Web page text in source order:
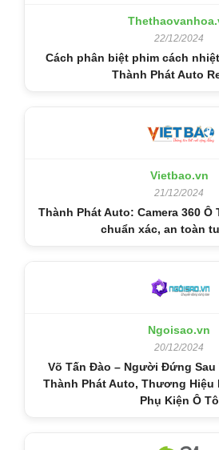
22/12/2024
Cách phân biệt phim cách
Thành Phát Auto
Vietbao.vn
21/12/2024
Thành Phát Auto: Camera 360 Ô
chuẩn xác, an toàn
Ngoisao.vn
20/12/2024
Võ Tấn Đào – Người Đứng
Thành Phát Auto, Thương
Phụ Kiện Ô Tô